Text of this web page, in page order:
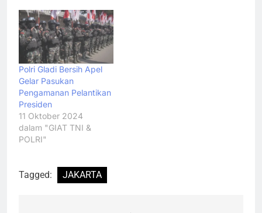
Polri Gladi Bersih Apel
Gelar Pasukan
Pengamanan Pelantikan
Presiden
11 Oktober 2024
dalam "GIAT TNI &
POLRI"
Tagged: JAKARTA